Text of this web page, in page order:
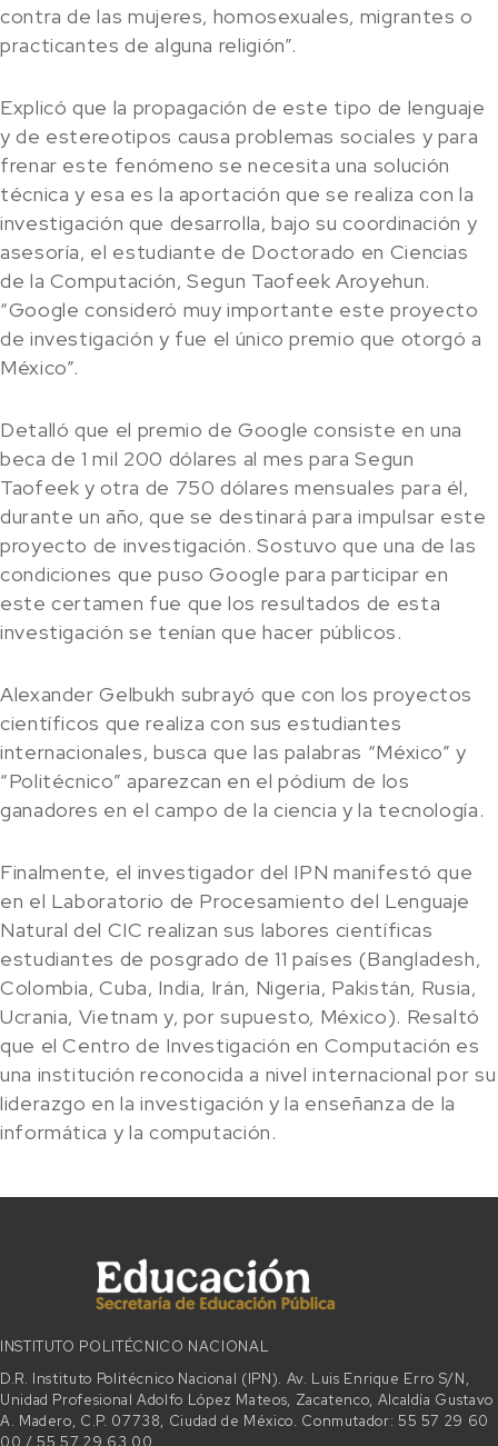
contra de las mujeres, homosexuales, migrantes o
practicantes de alguna religión”.
Explicó que la propagación de este tipo de lenguaje
y de estereotipos causa problemas sociales y para
frenar este fenómeno se necesita una solución
técnica y esa es la aportación que se realiza con la
investigación que desarrolla, bajo su coordinación y
asesoría, el estudiante de Doctorado en Ciencias
de la Computación, Segun Taofeek Aroyehun.
“Google consideró muy importante este proyecto
de investigación y fue el único premio que otorgó a
México”.
Detalló que el premio de Google consiste en una
beca de 1 mil 200 dólares al mes para Segun
Taofeek y otra de 750 dólares mensuales para él,
durante un año, que se destinará para impulsar este
proyecto de investigación. Sostuvo que una de las
condiciones que puso Google para participar en
este certamen fue que los resultados de esta
investigación se tenían que hacer públicos.
Alexander Gelbukh subrayó que con los proyectos
científicos que realiza con sus estudiantes
internacionales, busca que las palabras “México” y
“Politécnico” aparezcan en el pódium de los
ganadores en el campo de la ciencia y la tecnología.
Finalmente, el investigador del IPN manifestó que
en el Laboratorio de Procesamiento del Lenguaje
Natural del CIC realizan sus labores científicas
estudiantes de posgrado de 11 países (Bangladesh,
Colombia, Cuba, India, Irán, Nigeria, Pakistán, Rusia,
Ucrania, Vietnam y, por supuesto, México). Resaltó
que el Centro de Investigación en Computación es
una institución reconocida a nivel internacional por su
liderazgo en la investigación y la enseñanza de la
informática y la computación.
INSTITUTO POLITÉCNICO NACIONAL
D.R. Instituto Politécnico Nacional (IPN). Av. Luis Enrique Erro S/N,
Unidad Profesional Adolfo López Mateos, Zacatenco, Alcaldía Gustavo
A. Madero, C.P. 07738, Ciudad de México. Conmutador: 55 57 29 60
00 / 55 57 29 63 00.